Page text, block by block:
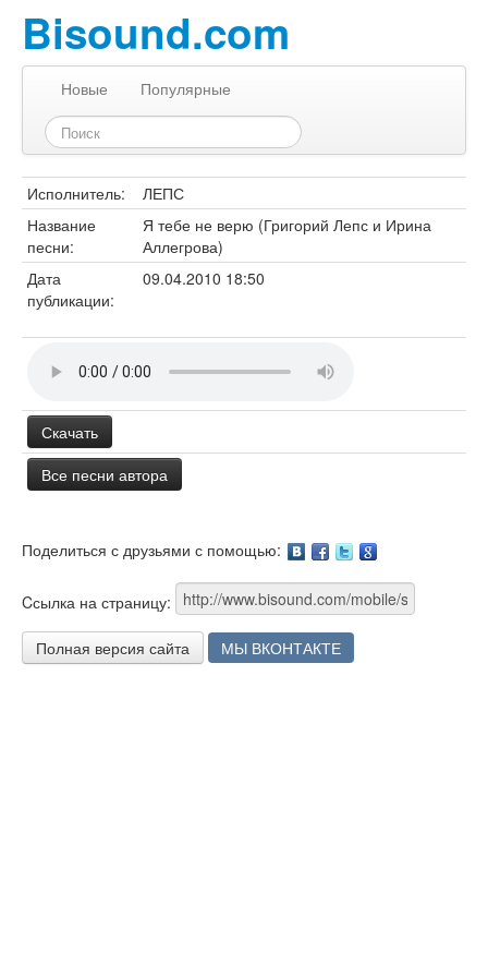
Bisound.com
Новые Популярные
Исполнитель:
ЛЕПС
Название
песни:
Я тебе не верю (Григорий Лепс и Ирина
Аллегрова)
Дата
публикации:
09.04.2010 18:50
Скачать
Все песни автора
Поделиться с друзьями с помощью:
Cсылка на страницу:
Полная версия сайта МЫ ВКОНТАКТЕ